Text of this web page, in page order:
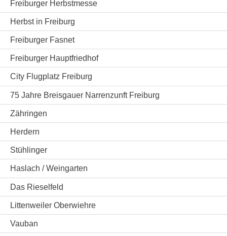
Freiburger Herbstmesse
Herbst in Freiburg
Freiburger Fasnet
Freiburger Hauptfriedhof
City Flugplatz Freiburg
75 Jahre Breisgauer Narrenzunft Freiburg
Zähringen
Herdern
Stühlinger
Haslach / Weingarten
Das Rieselfeld
Littenweiler Oberwiehre
Vauban